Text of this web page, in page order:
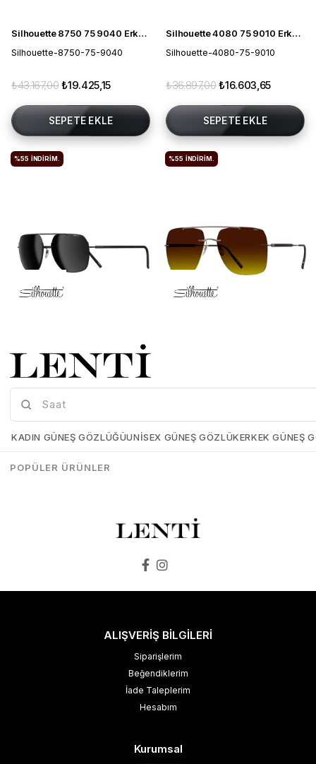
Silhouette 8750 75 9040 Erkek Güneş Gözlüğü
Silhouette-8750-75-9040
₺19.425,15
₺43.167,00
SEPETE EKLE
Silhouette 4080 75 9010 Erkek Güneş Gözlüğü
Silhouette-4080-75-9010
₺16.603,65
₺36.897,00
SEPETE EKLE
Silhouette-8749-75-9040
₺25.084,35
₺55.743,00
%55 İNDIRIM.
Silhouette-8750-75-6040
₺23.565,15
₺52.367,00
%55 İNDIRIM.
ALIŞVERİŞ BİLGİLERİ
Siparişlerim
Beğendiklerim
İade Taleplerim
Hesabım
Kurumsal
KADIN GÜNEŞ GÖZLÜĞÜUNISEX GÜNEŞ GÖZLÜKERKEK GÜNEŞ
POPÜLER ÜRÜNLER